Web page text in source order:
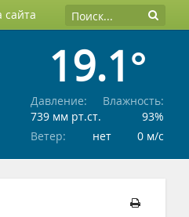
сайта
19.1°
Давление:
739 мм рт.ст.
Влажность:
93%
Ветер:
нет 0 м/c